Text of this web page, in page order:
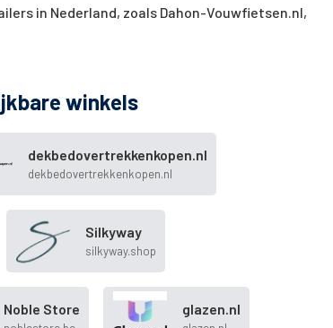
in Nederland, zoals Dahon-Vouwfietsen.nl,
winkels
dekbedovertrekkenkopen.nl
dekbedovertrekkenkopen.nl
Silkyway
silkyway.shop
Noble Store glazen.nl